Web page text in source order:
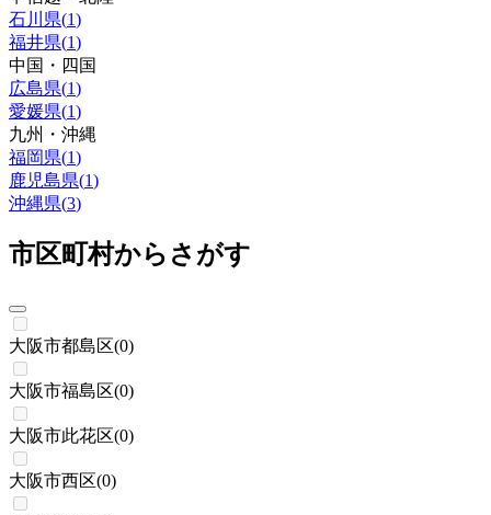
石川県(1)
福井県(1)
中国・四国
広島県(1)
愛媛県(1)
九州・沖縄
福岡県(1)
鹿児島県(1)
沖縄県(3)
市区町村からさがす
大阪市都島区(0)
大阪市福島区(0)
大阪市此花区(0)
大阪市西区(0)